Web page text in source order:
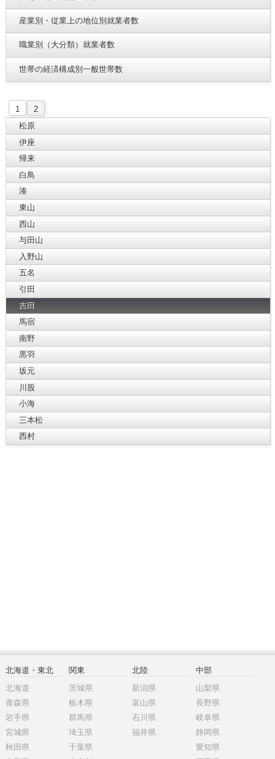
産業別・従業上の地位別就業者数
職業別（大分類）就業者数
世帯の経済構成別一般世帯数
1
2
松原
伊座
帰来
白鳥
湊
東山
西山
与田山
入野山
五名
引田
吉田
馬宿
南野
黒羽
坂元
川股
小海
三本松
西村
北海道・東北
北海道
青森県
岩手県
宮城県
秋田県
関東
茨城県
栃木県
群馬県
埼玉県
千葉県
北陸
新潟県
富山県
石川県
福井県
中部
山梨県
長野県
岐阜県
静岡県
愛知県